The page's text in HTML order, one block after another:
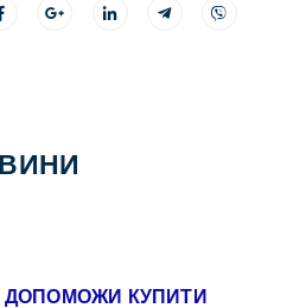
ДОПОМОЖИ КУПИТИ